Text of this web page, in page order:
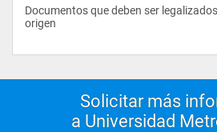
Documentos que deben ser
origen
Solicitar más
a Universidad